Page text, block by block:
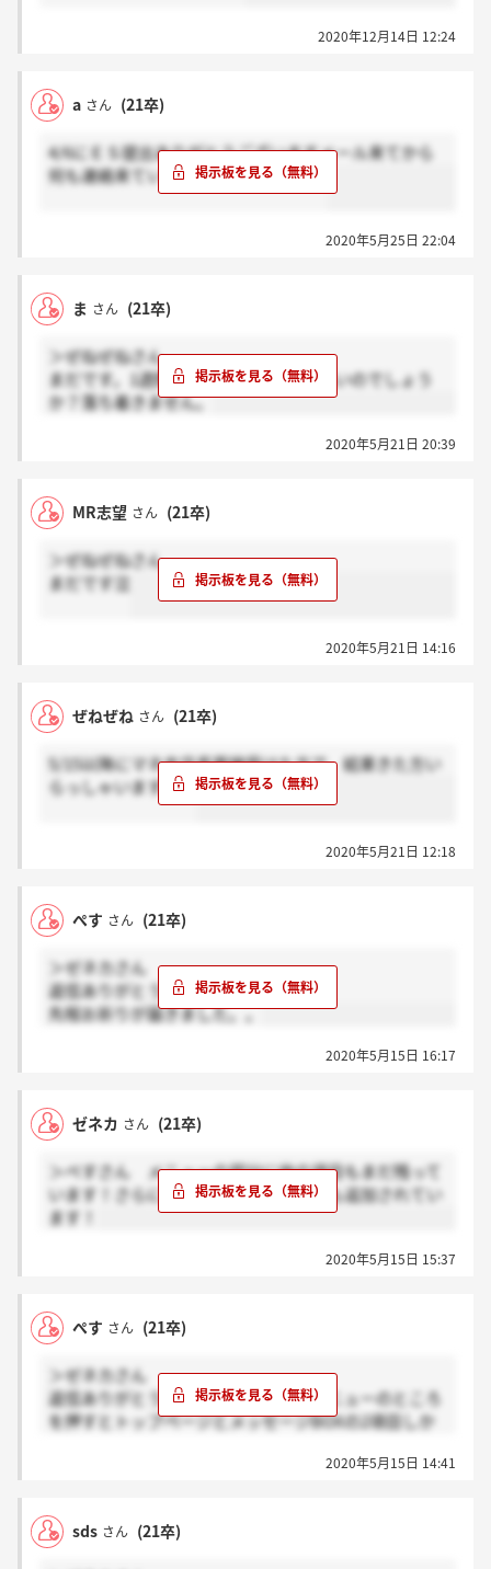
2020年12月14日 12:24
a さん (21卒)
4/6にＥＳ提出ありがとうございますメール来てから
何も連絡来ていない人はいますか？？
2020年5月25日 22:04
ま さん (21卒)
＞ぜねぜねさん
まだです。1週間程度を考えておけばよいのでしょう
か？落ち着きません。
2020年5月21日 20:39
MR志望 さん (21卒)
＞ぜねぜねさん
まだです泣
2020年5月21日 14:16
ぜねぜね さん (21卒)
5/15以降にマネ支店長面接受けた方で、結果きた方い
らっしゃいますか？
2020年5月21日 12:18
ぺす さん (21卒)
＞ゼネカさん
返信ありがとうございます！
先程お祈りが届きました。。
2020年5月15日 16:17
ゼネカ さん (21卒)
＞ぺすさん メニューの部分に他の項目もまだ残って
います！さらに、内定受諾意思の項目も追加されてい
ます！
2020年5月15日 15:37
ぺす さん (21卒)
＞ゼネカさん
返信ありがとうございます。右上のメニューのところ
を押すとトップページとメッセージBOXの2項目しか
2020年5月15日 14:41
sds さん (21卒)